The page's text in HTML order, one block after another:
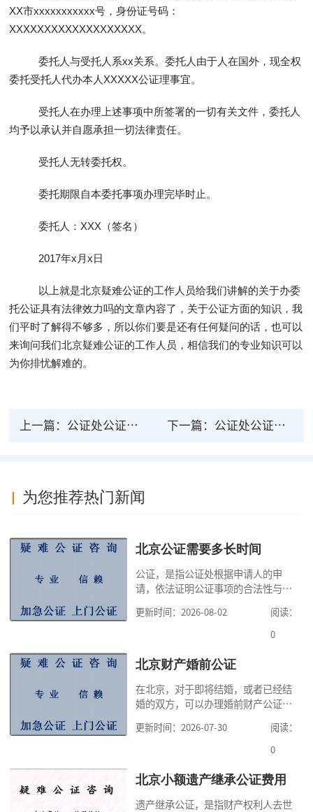
XX市xxxxxxxxxxx号，身份证号码：
XXXXXXXXXXXXXXXXXXX。
委托人与受托人系xx关系。委托人由于人在国外，现全权
委托受托人代办本人XXXXX公证理事宜。
受托人在办理上述事项中所签署的一切有关文件，委托人
均予以承认并自愿承担一切法律责任。
受托人无转委托权。
委托期限自本委托事项办理完毕时止。
委托人：XXX（签名）
2017年x月x日
以上就是北京疑难公证的工作人员给我们讲解的关于办委
托公证具有法律效力吗的文章内容了，关于公证方面的知识，我
们平时了解得不够多，所以你们要是还有任何疑问的话，也可以
来询问我们北京疑难公证的工作人员，相信我们的专业知识可以
为你排忧解难的。
上一篇： 公证处公证房产可有法律效力？二手房买卖合同需要第三方见证才有效吗？ 下一篇： 公证处公证房产受法律保障吗？房产公证书有效期多久？
为您推荐热门新闻
北京公证需要多长时间
公证，是指公证处根据申请人的申
请，依法证明公证事项的合法性与真
高公证事项的效力，固定证据，但是
很多人不知道在北京办理公证需要多
家，办理公证的时候除了需要按照公
道北京公证需要什么材料,北京公证需
要多少钱？北京公
更新时间：2026-08-02
阅读：
0
北京财产婚前公证
在北京，对于即将结婚，或者已经结
婚的双方，可以办理婚前财产公证，
式，可以避免个人财产引发的纠纷，
但是，在北京办理婚前财产公证，除
料外，公证咨询告诉大家，我们有必
京婚前财产公证机构？了解这些不仅
更新时间：2026-07-30
阅读：
0
北京小额遗产继承公证费用
遗产继承公证，是指财产权利人去世